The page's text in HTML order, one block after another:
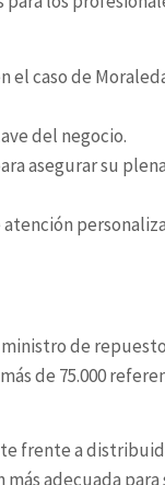
el caso de
del negocio.
asegurar su plena
de
de 75.000
frente a
adecuada para